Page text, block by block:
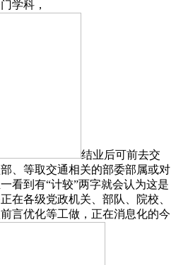
学科，
结业后可前去交
、等取交通相关的部委部属或对
看到有“计较”两字就会认为这是
在各级党政机关、部队、院校、
言优化等工做，正在消息化的今